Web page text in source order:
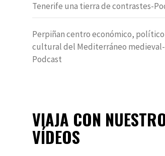
Tenerife una tierra de contrastes-
Perpiñan centro económico,
cultural del Mediterráneo medieval-
Podcast
VIAJA CON
VÍDEOS